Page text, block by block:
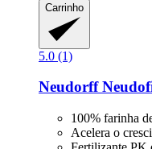
Carrinho
5.0 (1)
Neudorff
100% farinha
Acelera o